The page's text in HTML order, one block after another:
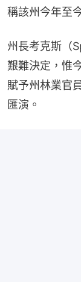
稱該州今年至
州長考克斯（
艱難決定，惟
賦予州林業官
匯演。